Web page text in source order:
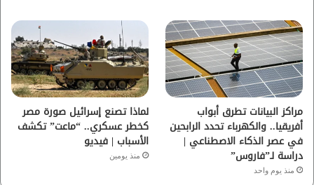
مراكز البيانات تطرق أبواب
أفريقيا.. والكهرباء تحدد الرابحين
في عصر الذكاء الاصطناعي |
دراسة لـ”فاروس”
منذ يوم واحد
لماذا تصنع إسرائيل صورة مصر
كخطر عسكري.. “ماعت” تكشف
الأسباب | فيديو
منذ يومين